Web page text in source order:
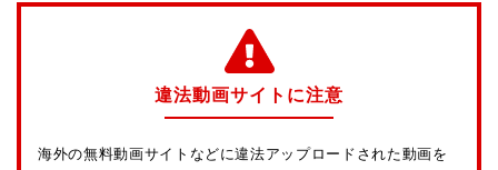
違法動画サイトに注意
海外の無料動画サイトなどに違法アップロードされた動画を